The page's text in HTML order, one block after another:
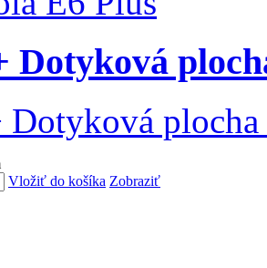
Dotyková
Vložiť do košíka Zobraziť